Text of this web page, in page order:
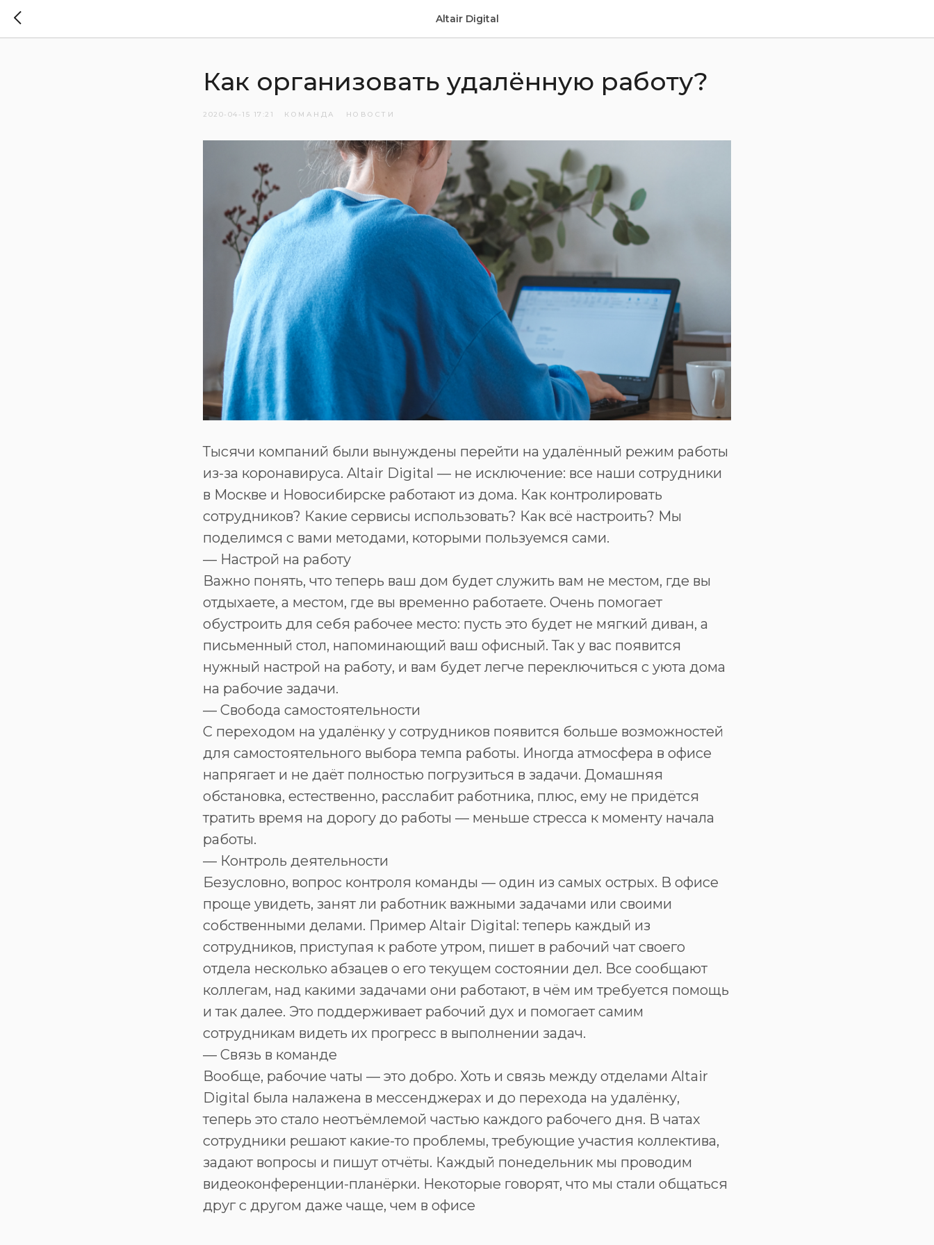
Altair Digital
Как организовать удалённую работу?
2020-04-15 17:21 КОМАНДА НОВОСТИ
Тысячи компаний были вынуждены перейти на удалённый режим работы
из-за коронавируса. Altair Digital — не исключение: все наши сотрудники
в Москве и Новосибирске работают из дома. Как контролировать
сотрудников? Какие сервисы использовать? Как всё настроить? Мы
поделимся с вами методами, которыми пользуемся сами.
— Настрой на работу
Важно понять, что теперь ваш дом будет служить вам не местом, где вы
отдыхаете, а местом, где вы временно работаете. Очень помогает
обустроить для себя рабочее место: пусть это будет не мягкий диван, а
письменный стол, напоминающий ваш офисный. Так у вас появится
нужный настрой на работу, и вам будет легче переключиться с уюта дома
на рабочие задачи.
— Свобода самостоятельности
С переходом на удалёнку у сотрудников появится больше возможностей
для самостоятельного выбора темпа работы. Иногда атмосфера в офисе
напрягает и не даёт полностью погрузиться в задачи. Домашняя
обстановка, естественно, расслабит работника, плюс, ему не придётся
тратить время на дорогу до работы — меньше стресса к моменту начала
работы.
— Контроль деятельности
Безусловно, вопрос контроля команды — один из самых острых. В офисе
проще увидеть, занят ли работник важными задачами или своими
собственными делами. Пример Altair Digital: теперь каждый из
сотрудников, приступая к работе утром, пишет в рабочий чат своего
отдела несколько абзацев о его текущем состоянии дел. Все сообщают
коллегам, над какими задачами они работают, в чём им требуется помощь
и так далее. Это поддерживает рабочий дух и помогает самим
сотрудникам видеть их прогресс в выполнении задач.
— Связь в команде
Вообще, рабочие чаты — это добро. Хоть и связь между отделами Altair
Digital была налажена в мессенджерах и до перехода на удалёнку,
теперь это стало неотъёмлемой частью каждого рабочего дня. В чатах
сотрудники решают какие-то проблемы, требующие участия коллектива,
задают вопросы и пишут отчёты. Каждый понедельник мы проводим
видеоконференции-планёрки. Некоторые говорят, что мы стали общаться
друг с другом даже чаще, чем в офисе